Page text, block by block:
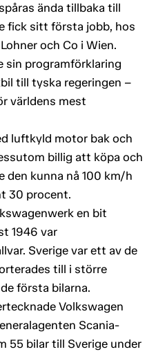
ända tillbaka till
fick sitt första jobb, hos
och Co i Wien.
sin programförklaring
till tyska regeringen –
världens mest
luftkyld motor bak och
billig att köpa och
den kunna nå 100 km/h
30 procent.
en bit
1946 var
Sverige var ett av de
till i större
första bilarna.
Volkswagen
Scania-
55 bilar till Sverige under